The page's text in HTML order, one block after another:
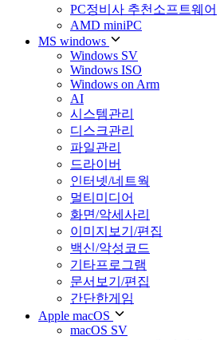
PC정비사 추천소프트웨어
AMD miniPC
MS windows
Windows SV
Windows ISO
Windows on Arm
AI
시스템관리
디스크관리
파일관리
드라이버
인터넷/네트웍
멀티미디어
화면/악세사리
이미지보기/편집
백신/악성코드
기타프로그램
문서보기/편집
간단한게임
Apple macOS
macOS SV